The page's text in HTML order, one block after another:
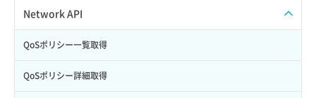
スナップショット削除
スナップショット復元
スナップショット詳細一覧取得
ISOイメージ作成
イメージ一覧取得
イメージ保存使用量取得
ISOイメージ挿入/排出
SSHキーペア一覧取得
SSHキーペア作成
Network API
QoSポリシー一覧取得
QoSポリシー詳細取得